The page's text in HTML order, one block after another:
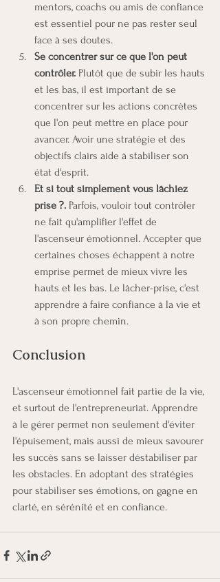
mentors, coachs ou amis de confiance
est essentiel pour ne pas rester seul
face à ses doutes.
Se concentrer sur ce que l'on peut
contrôler. Plutôt que de subir les hauts
et les bas, il est important de se
concentrer sur les actions concrètes
que l'on peut mettre en place pour
avancer. Avoir une stratégie et des
objectifs clairs aide à stabiliser son
état d'esprit.
Et si tout simplement vous lâchiez
prise ?. Parfois, vouloir tout contrôler
ne fait qu'amplifier l'effet de
l'ascenseur émotionnel. Accepter que
certaines choses échappent à notre
emprise permet de mieux vivre les
hauts et les bas. Le lâcher-prise, c'est
apprendre à faire confiance à la vie et
à son propre chemin.
Conclusion
L'ascenseur émotionnel fait partie de la vie,
et surtout de l'entrepreneuriat. Apprendre
à le gérer permet non seulement d'éviter
l'épuisement, mais aussi de mieux savourer
les succès sans se laisser déstabiliser par
les obstacles. En adoptant des stratégies
pour stabiliser ses émotions, on gagne en
clarté, en sérénité et en confiance.